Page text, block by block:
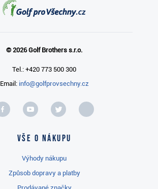
© 2026 Golf Brothers s.r.o.
Tel.: +420 773 500 300
Email: info@golfprovsechny.cz
Vše o nákupu
Výhody nákupu
Způsob dopravy a platby